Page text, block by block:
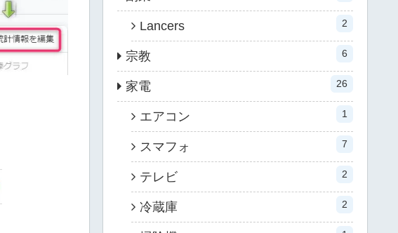
Lancers 2
宗教 6
家電 26
エアコン 1
スマフォ 7
テレビ 2
冷蔵庫 2